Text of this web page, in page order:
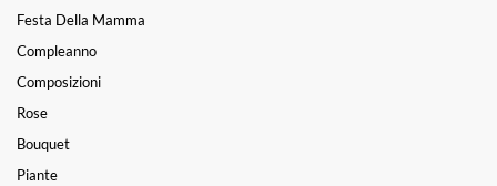
Festa Della Mamma
Compleanno
Composizioni
Rose
Bouquet
Piante